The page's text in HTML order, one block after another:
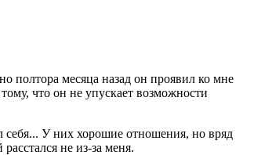
полтора месяца назад он проявил ко мне
что он не упускает возможности
себя... У них хорошие отношения, но вряд
не из-за меня.